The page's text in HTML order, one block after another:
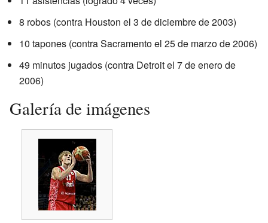
8 robos (contra Houston el 3 de diciembre de 2003)
10 tapones (contra Sacramento el 25 de marzo de 2006)
49 minutos jugados (contra Detroit el 7 de enero de
2006)
Galería de imágenes